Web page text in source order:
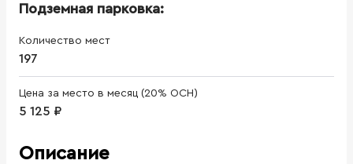
Подземная парковка:
Количество мест
197
Цена за место в месяц (20% ОСН)
5 125 ₽
Описание